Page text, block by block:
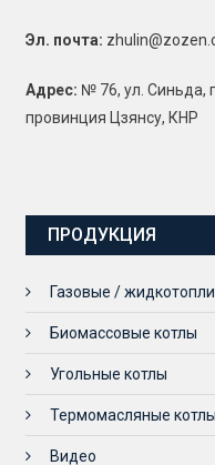
Эл. почта:
Адрес: № 76, ул. Синьда,
провинция Цзянсу, КНР
ПРОДУКЦИЯ
Газовые /
Биомассовые котлы
Угольные котлы
Термомасляные котлы
Видео